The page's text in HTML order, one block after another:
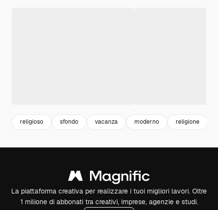
religioso sfondo vacanza moderno religione
La piattaforma creativa per realizzare i tuoi migliori lavori. Oltre
1 milione di abbonati tra creativi, imprese, agenzie e studi.